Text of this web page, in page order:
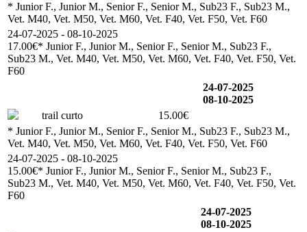
* Junior F., Junior M., Senior F., Senior M., Sub23 F., Sub23 M.,
Vet. M40, Vet. M50, Vet. M60, Vet. F40, Vet. F50, Vet. F60
24-07-2025 - 08-10-2025
17.00€* Junior F., Junior M., Senior F., Senior M., Sub23 F.,
Sub23 M., Vet. M40, Vet. M50, Vet. M60, Vet. F40, Vet. F50, Vet.
F60
24-07-2025
08-10-2025
trail curto
15.00€
* Junior F., Junior M., Senior F., Senior M., Sub23 F., Sub23 M.,
Vet. M40, Vet. M50, Vet. M60, Vet. F40, Vet. F50, Vet. F60
24-07-2025 - 08-10-2025
15.00€* Junior F., Junior M., Senior F., Senior M., Sub23 F.,
Sub23 M., Vet. M40, Vet. M50, Vet. M60, Vet. F40, Vet. F50, Vet.
F60
24-07-2025
08-10-2025